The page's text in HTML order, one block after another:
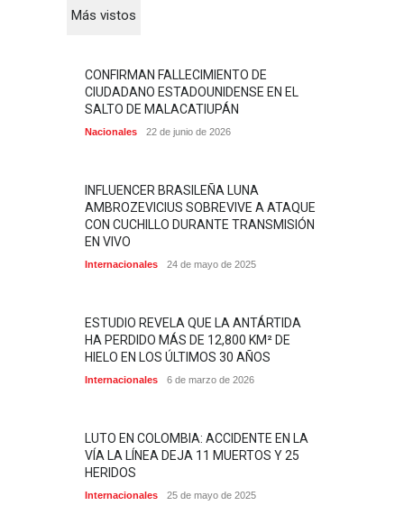
Más vistos
CONFIRMAN FALLECIMIENTO DE
CIUDADANO ESTADOUNIDENSE EN EL
SALTO DE MALACATIUPÁN
Nacionales 22 de junio de 2026
INFLUENCER BRASILEÑA LUNA
AMBROZEVICIUS SOBREVIVE A ATAQUE
CON CUCHILLO DURANTE TRANSMISIÓN
EN VIVO
Internacionales 24 de mayo de 2025
ESTUDIO REVELA QUE LA ANTÁRTIDA
HA PERDIDO MÁS DE 12,800 KM² DE
HIELO EN LOS ÚLTIMOS 30 AÑOS
Internacionales 6 de marzo de 2026
LUTO EN COLOMBIA: ACCIDENTE EN LA
VÍA LA LÍNEA DEJA 11 MUERTOS Y 25
HERIDOS
Internacionales 25 de mayo de 2025